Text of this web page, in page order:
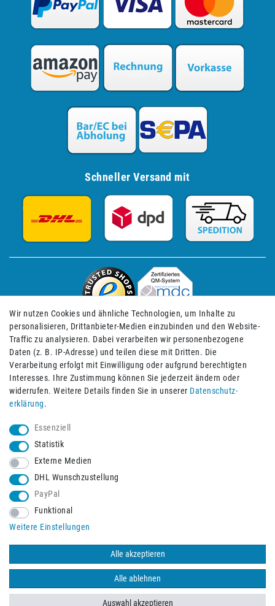
Schneller Versand mit
Impressum Daten­schutz­erklärung AGB
© 2026 Burbach+Goetz Deutsche Sanitätshaus GmbH
vorbehalten. Alle Preise verstehen sich inklusive der Mehrwertsteuer,
zuzüglich der Versandkosten.
Wir nutzen Cookies und ähnliche Technologien, um Inhalte zu
personalisieren, Drittanbieter-Medien einzubinden und den Website-
Traffic zu analysieren. Dabei verarbeiten wir personenbezogene
Daten (z. B. IP-Adresse) und teilen diese mit Dritten. Die
Verarbeitung erfolgt mit Einwilligung oder aufgrund berechtigten
Interesses. Ihre Zustimmung können Sie jederzeit ändern oder
widerrufen. Weitere Details finden Sie in unserer Daten­schutz­
erklärung.
Essenziell
Statistik
Externe Medien
DHL Wunschzustellung
PayPal
Funktional
Weitere Einstellungen
Alle akzeptieren
Alle ablehnen
Auswahl akzeptieren